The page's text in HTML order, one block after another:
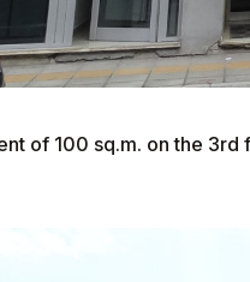
of 100 sq.m. on the 3rd